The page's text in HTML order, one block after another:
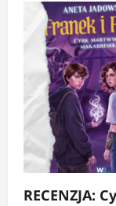
RECENZJA: